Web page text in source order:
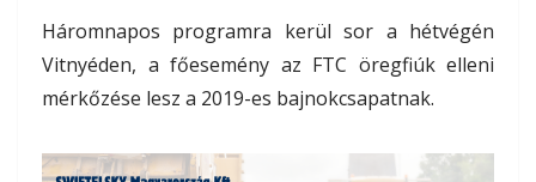
Háromnapos programra kerül sor a hétvégén
Vitnyéden, a főesemény az FTC öregfiúk elleni
mérkőzése lesz a 2019-es bajnokcsapatnak.